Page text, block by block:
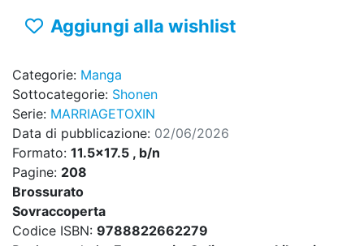
Aggiungi alla wishlist
Categorie: Manga
Sottocategorie: Shonen
Serie: MARRIAGETOXIN
Data di pubblicazione: 02/06/2026
Formato: 11.5x17.5 , b/n
Pagine: 208
Brossurato
Sovraccoperta
Codice ISBN: 9788822662279